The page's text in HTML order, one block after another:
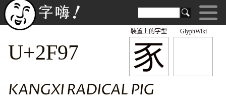
GlyphWiki
⾗
裝置上的字型
U+2F97
KANGXI RADICAL PIG